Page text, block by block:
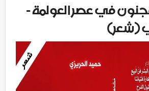
في عصر العولمة -
(شعر)